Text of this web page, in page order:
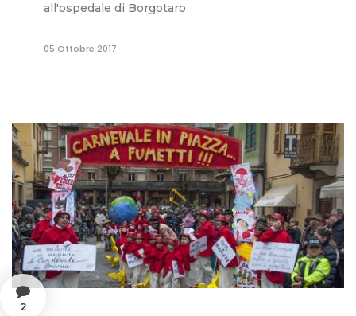
all'ospedale di Borgotaro
05 Ottobre 2017
2